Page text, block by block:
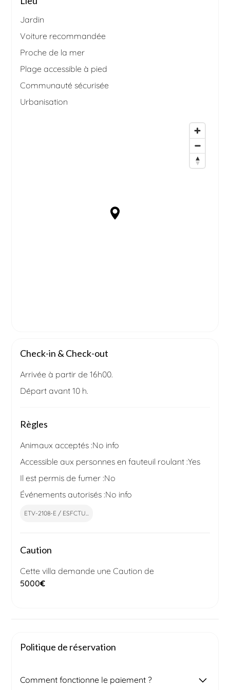
Jardin
Voiture recommandée
Proche de la mer
Plage accessible à pied
Communauté sécurisée
Urbanisation
Check-in & Check-out
Arrivée à partir de 16h00.
Départ avant 10 h.
Règles
Animaux acceptés :No info
Accessible aux personnes en fauteuil roulant :Yes
Il est permis de fumer :No
Événements autorisés :No info
ETV-2108-E / ESFCTU...
Caution
Cette villa demande une Caution de
5000€
Politique de réservation
Comment fonctionne le paiement ?